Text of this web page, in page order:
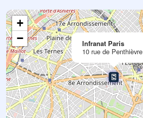
Infranat Paris
10 rue de Penthièvre
+
−